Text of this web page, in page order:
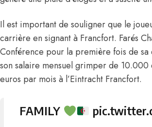
Il est important de souligner que le
carrière en signant à Francfort. Farés
Conférence pour la première fois de sa
son salaire mensuel grimper de
euros par mois à l’Eintracht Francfort.
FAMILY